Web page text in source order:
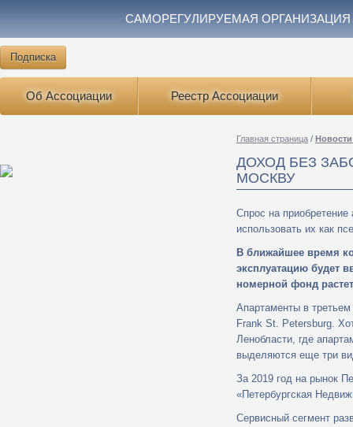
САМОРЕГУЛИРУЕМАЯ
Подписка
Об Ассоциации Реестр Ассоциации
Главная страница /
ДОХОД БЕЗ
МОСКВУ
Спрос на приобретение
использовать их как
В ближайшее время
эксплуатацию будет
номерной фонд
Апартаменты в
Frank St. Petersburg.
Ленобласти, где
выделяются еще три
За 2019 год на рынок
«Петербургская
Сервисный сегмент